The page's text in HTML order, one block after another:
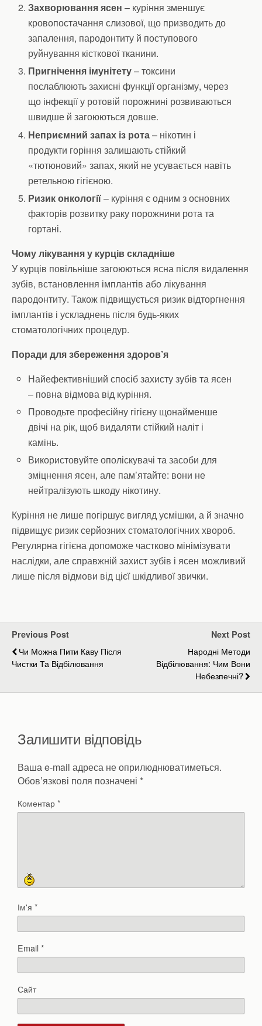
Захворювання ясен – куріння зменшує
кровопостачання слизової, що призводить до
запалення, пародонтиту й поступового
руйнування кісткової тканини.
Пригнічення імунітету– токсини
послаблюють захисні функції організму, через
що інфекції у ротовій порожнині розвиваються
швидше й загоюються довше.
Неприємний запах із рота– нікотин і
продукти горіння залишають стійкий
«тютюновий» запах, який не усувається навіть
ретельною гігієною.
Ризик онкології– куріння є одним з основних
факторів розвитку раку порожнини рота та
гортані.
Чому лікування у курців складніше
У курців повільніше загоюються ясна після видалення
зубів, встановлення імплантів або лікування
пародонтиту. Також підвищується ризик відторгнення
імплантів і ускладнень після будь-яких
стоматологічних процедур.
Поради для збереження здоров’я
Найефективніший спосіб захисту зубів та ясен
– повна відмова від куріння.
Проводьте професійну гігієну щонайменше
двічі на рік, щоб видаляти стійкий наліт і
камінь.
Використовуйте ополіскувачі та засоби для
зміцнення ясен, але пам’ятайте: вони не
нейтралізують шкоду нікотину.
Куріння не лише погіршує вигляд усмішки, а й значно
підвищує ризик серйозних стоматологічних хвороб.
Регулярна гігієна допоможе частково мінімізувати
наслідки, але справжній захист зубів і ясен можливий
лише після відмови від цієї шкідливої звички.
Previous Post
Чи Можна Пити Каву Після
Чистки Та Відбілювання
Next Post
Народні Методи
Відбілювання: Чим Вони
Небезпечні?
Залишити відповідь
Ваша e-mail адреса не оприлюднюватиметься.
Обов’язкові поля позначені *
Коментар*
Ім'я *
Email*
Сайт